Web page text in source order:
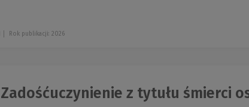
Rok publikacji: 2026
Zadośćuczynienie z tytułu śmierci